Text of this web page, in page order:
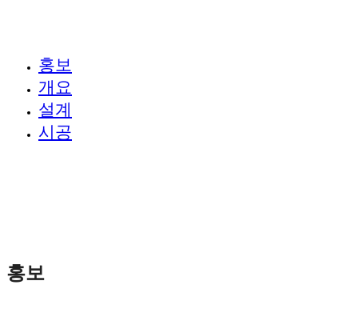
홍보
개요
설계
시공
홍보